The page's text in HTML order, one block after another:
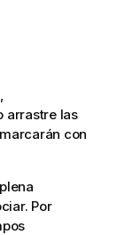
arrastre las
con
Por